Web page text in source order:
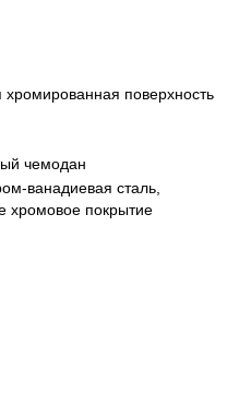
хромированная поверхность
чемодан
ванадиевая сталь,
хромовое покрытие